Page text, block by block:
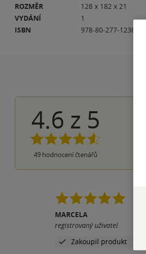
ROZMĚR
128 x 182 x 21
VYDÁNÍ
1
ISBN
978-80-277-1238-0
4.6 z 5
49hodnocení čtenářů
MARCELA
registrovaný uživatel
Zakoupil produkt